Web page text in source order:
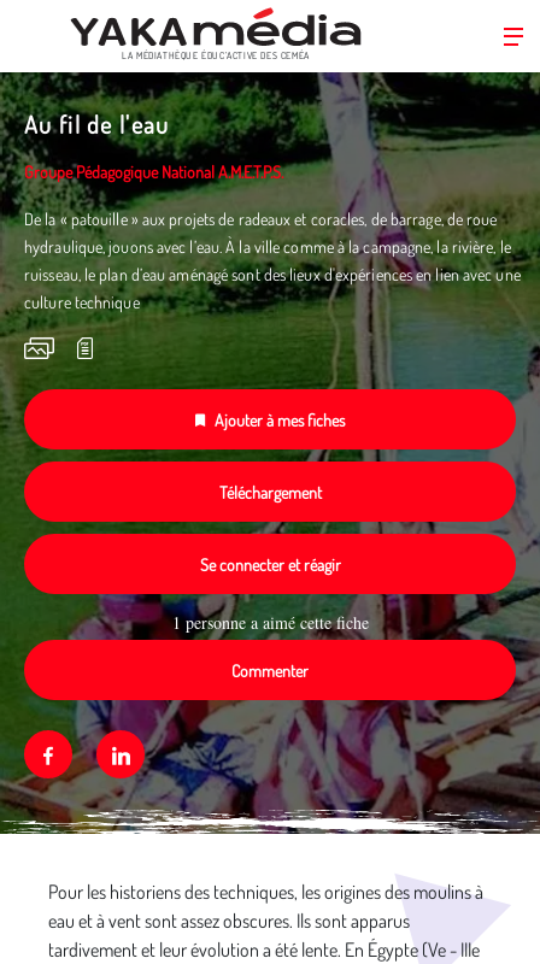
Aller
au
contenu
principal
LA MÉDIATHÈQUE ÉDUC’ACTIVE DES CEMÉA
Au fil de l'eau
Groupe Pédagogique National A.M.E.T.P.S.
De la « patouille » aux projets de radeaux et coracles, de barrage, de roue
hydraulique, jouons avec l’eau. À la ville comme à la campagne, la rivière, le
ruisseau, le plan d’eau aménagé sont des lieux d'expériences en lien avec une
culture technique
Ajouter à mes fiches
Téléchargement
Se connecter et réagir
1 personne a aimé cette fiche
Commenter
FacebookLinkedin
Pour les historiens des techniques, les origines des moulins à
eau et à vent sont assez obscures. Ils sont apparus
tardivement et leur évolution a été lente. En Égypte (Ve - IIIe